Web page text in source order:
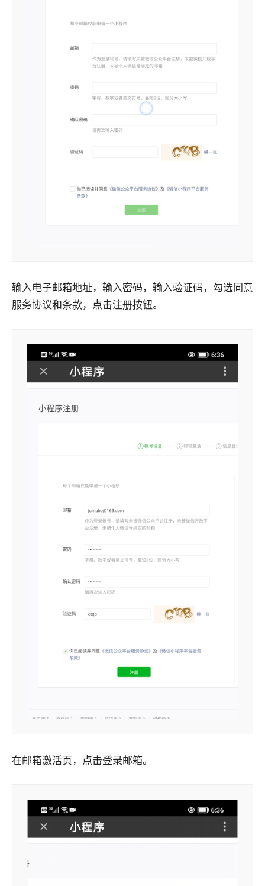
输入电子邮箱地址，输入密码，输入验证码，勾选同意
服务协议和条款，点击注册按钮。
在邮箱激活页，点击登录邮箱。